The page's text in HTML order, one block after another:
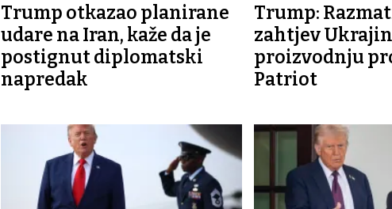
Trump otkazao planirane
udare na Iran, kaže da je
postignut diplomatski
napredak
Trump:
zahtjev
proizvodnju
Patriot